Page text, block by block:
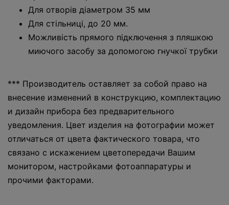
Для отворів діаметром 35 мм
Для стільниці, до 20 мм.
Можливість прямого підключення з пляшкою
миючого засобу за допомогою гнучкої трубки
*** Производитель оставляет за собой право на
внесение изменений в конструкцию, комплектацию
и дизайн прибора без предварительного
уведомления. Цвет изделия на фотографии может
отличаться от цвета фактического товара, что
связано с искажением цветопередачи Вашим
монитором, настройками фотоаппаратуры и
прочими факторами.